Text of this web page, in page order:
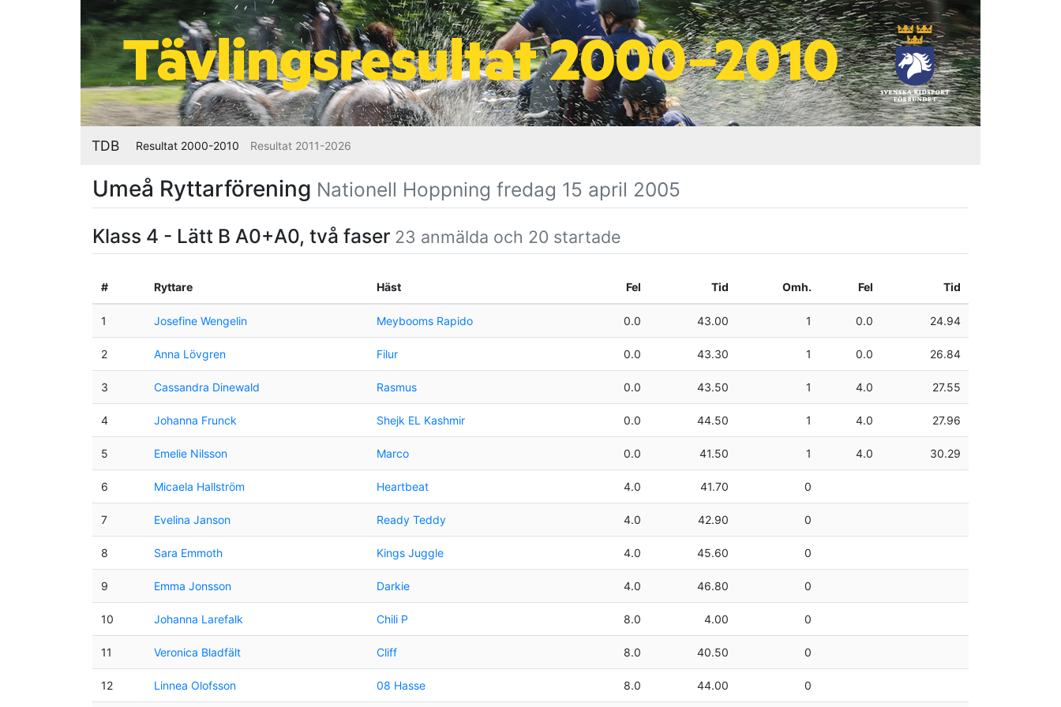
TDB Resultat 2000-2010 Resultat 2011-2026
Umeå Ryttarförening Nationell Hoppning fredag 15 april 2005
Klass 4 - Lätt B A0+A0, två faser 23 anmälda och 20 startade
# Ryttare Häst Fel Tid Omh. Fel Tid
1 Josefine Wengelin Meybooms Rapido 0.0 43.00 1 0.0 24.94
2 Anna Lövgren Filur 0.0 43.30 1 0.0 26.84
3 Cassandra Dinewald Rasmus 0.0 43.50 1 4.0 27.55
4 Johanna Frunck Shejk EL Kashmir 0.0 44.50 1 4.0 27.96
5 Emelie Nilsson Marco 0.0 41.50 1 4.0 30.29
6 Micaela Hallström Heartbeat 4.0 41.70 0
7 Evelina Janson Ready Teddy 4.0 42.90 0
8 Sara Emmoth Kings Juggle 4.0 45.60 0
9 Emma Jonsson Darkie 4.0 46.80 0
10 Johanna Larefalk Chili P 8.0 4.00 0
11 Veronica Bladfält Cliff 8.0 40.50 0
12 Linnea Olofsson 08 Hasse 8.0 44.00 0